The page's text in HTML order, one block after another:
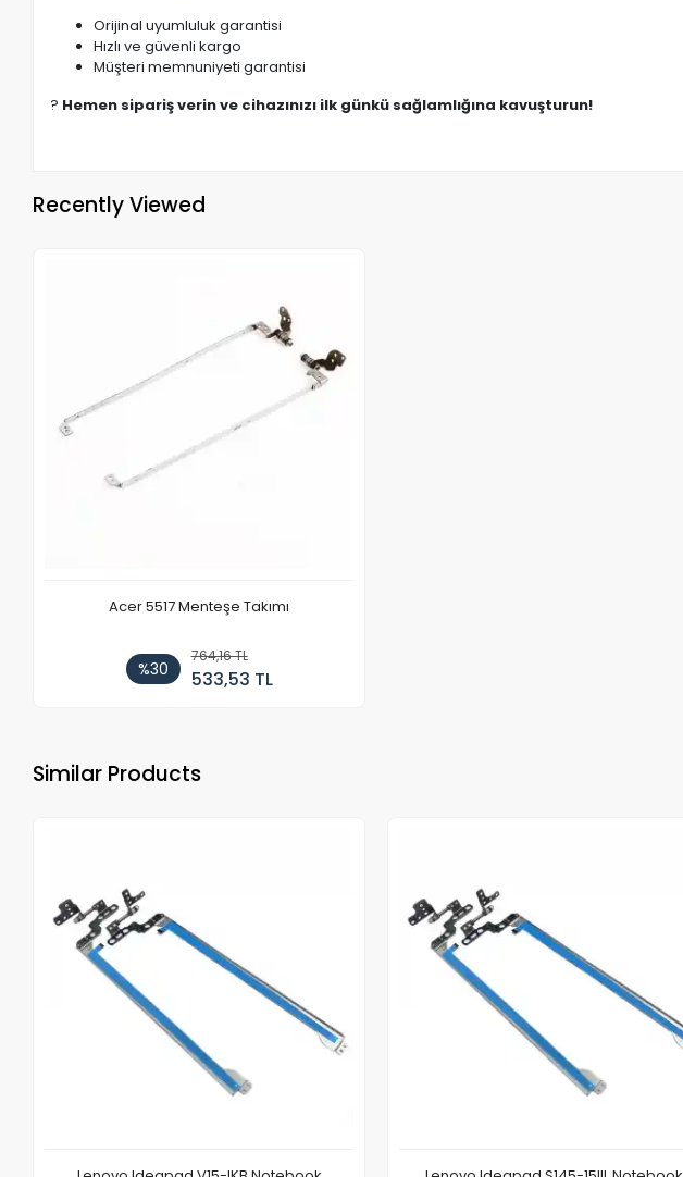
Orijinal uyumluluk garantisi
Hızlı ve güvenli kargo
Müşteri memnuniyeti garantisi
? Hemen sipariş verin ve cihazınızı ilk günkü sağlamlığına kavuşturun!
Recently Viewed
Acer 5517 Menteşe Takımı
%30
764,16 TL
533,53 TL
Similar Products